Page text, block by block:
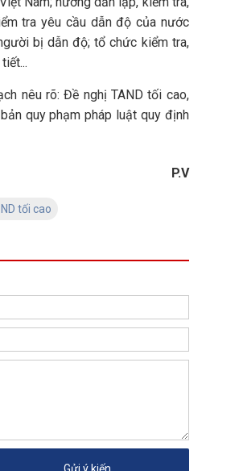
tra yêu cầu dẫn độ của nước
bị dẫn độ; tổ chức kiểm tra,
nêu rõ: Đề nghị TAND tối cao,
quy phạm pháp luật quy định
P.V
tối cao